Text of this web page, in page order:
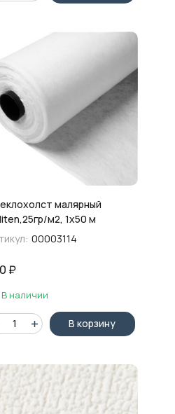
малярный
м2, 1х50 м
00003114
₽
В наличии
В корзину